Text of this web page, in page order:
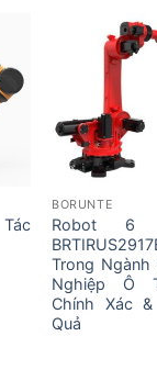
BORUNTE
Robot 6
Trong Ngành
Nghiệp Ô
Chính Xác
Quả